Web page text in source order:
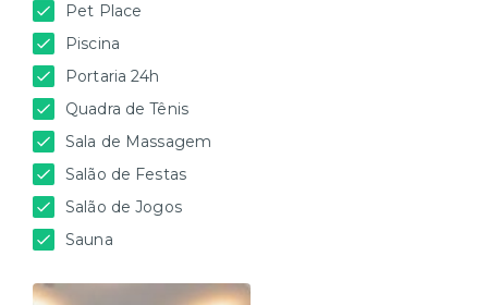
Pet Place
Piscina
Portaria 24h
Quadra de Tênis
Sala de Massagem
Salão de Festas
Salão de Jogos
Sauna